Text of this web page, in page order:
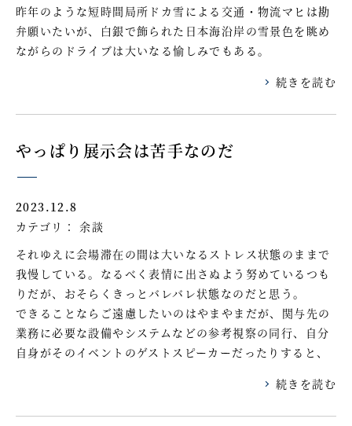
昨年のような短時間局所ドカ雪による交通・物流マヒは勘
弁願いたいが、白銀で飾られた日本海沿岸の雪景色を眺め
ながらのドライブは大いなる愉しみでもある。
続きを読む
やっぱり展示会は苦手なのだ
2023.12.8
カテゴリ： 余談
それゆえに会場滞在の間は大いなるストレス状態のままで
我慢している。なるべく表情に出さぬよう努めているつも
りだが、おそらくきっとバレバレ状態なのだと思う。
できることならご遠慮したいのはやまやまだが、関与先の
業務に必要な設備やシステムなどの参考視察の同行、自分
自身がそのイベントのゲストスピーカーだったりすると、
続きを読む